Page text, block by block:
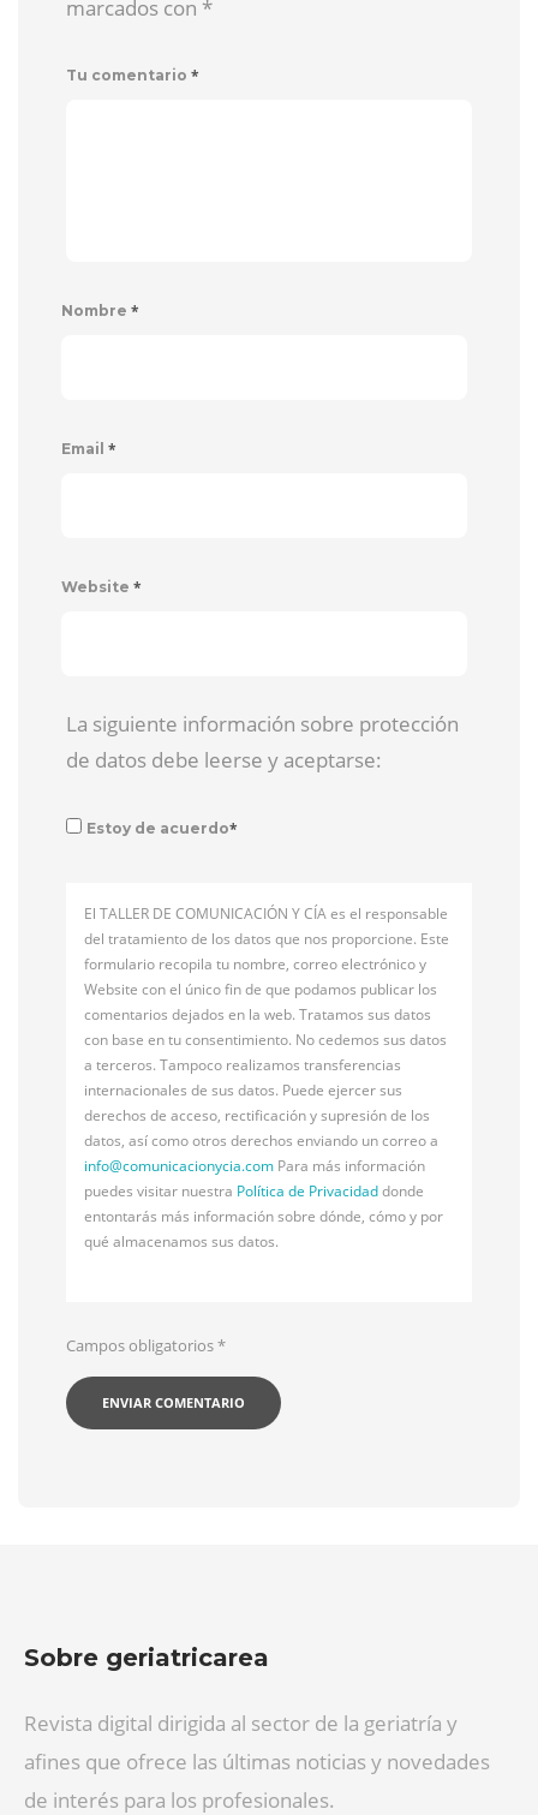
marcados con *
Tu comentario *
Nombre *
Email *
Website *
La siguiente información sobre protección
de datos debe leerse y aceptarse:
Estoy de acuerdo*
El TALLER DE COMUNICACIÓN Y CÍA es el responsable
del tratamiento de los datos que nos proporcione. Este
formulario recopila tu nombre, correo electrónico y
Website con el único fin de que podamos publicar los
comentarios dejados en la web. Tratamos sus datos
con base en tu consentimiento. No cedemos sus datos
a terceros. Tampoco realizamos transferencias
internacionales de sus datos. Puede ejercer sus
derechos de acceso, rectificación y supresión de los
datos, así como otros derechos enviando un correo a
info@comunicacionycia.com Para más información
puedes visitar nuestra Política de Privacidaddonde
entontarás más información sobre dónde, cómo y por
qué almacenamos sus datos.
Campos obligatorios*
Sobre geriatricarea
Revista digital dirigida al sector de la geriatría y
afines que ofrece las últimas noticias y novedades
de interés para los profesionales.